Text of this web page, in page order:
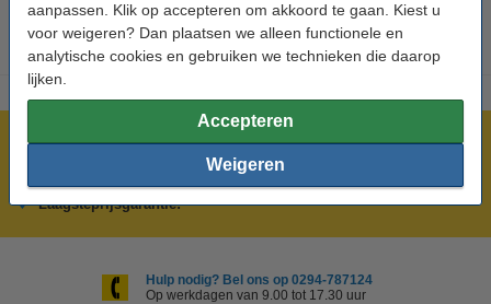
aanpassen. Klik op accepteren om akkoord te gaan. Kiest u
voor weigeren? Dan plaatsen we alleen functionele en
analytische cookies en gebruiken we technieken die daarop
lijken.
Accepteren
Weigeren
Meer dan 5 miljoen klanten!
Voor 23.59 uur besteld, morgen in huis!
Laagsteprijsgarantie!
Hulp nodig? Bel ons op 0294-787124
Op werkdagen van 9.00 tot 17.30 uur